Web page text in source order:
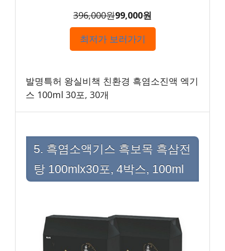
396,000원99,000원
최저가 보러가기
발명특허 왕실비책 친환경 흑염소진액 엑기
스 100ml 30포, 30개
5. 흑염소액기스 흑보목 흑삼전
탕 100mlx30포, 4박스, 100ml